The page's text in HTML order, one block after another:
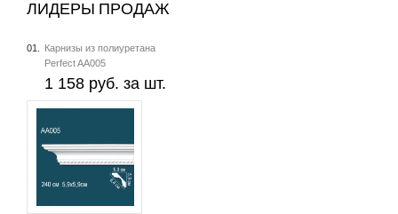
ЛИДЕРЫ ПРОДАЖ
01.
Карнизы из полиуретана
Perfect AA005
1 158 руб. за шт.